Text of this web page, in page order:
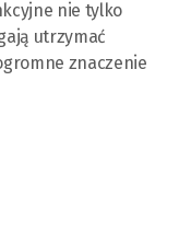
nie tylko
utrzymać
znaczenie